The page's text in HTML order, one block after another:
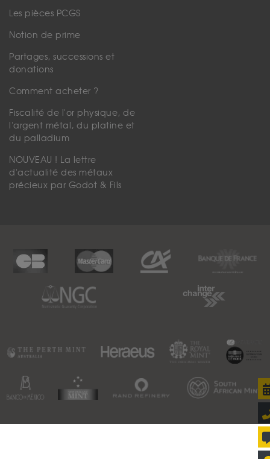
Les pièces PCGS
Notion de prime
Partages, successions et
donations
Comment acheter ?
Fiscalité de l'or physique, de
l'argent métal, du platine et
du palladium
NOUVEAU ! La lettre
d'actualité des métaux
précieux par Godot & Fils